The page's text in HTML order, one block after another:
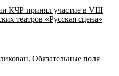
КЧР принял участие в VIII
театров «Русская сцена»
Обязательные поля